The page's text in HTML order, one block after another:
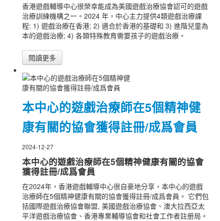
香港遊戲輔導中心很榮幸能成為美國遊戲治療協會認可的遊戲
治療訓練機構之一。2024 年，中心主力提供4類遊戲治療課
程: 1) 遊戲治療在香港; 2) 適合於香港的基礎和 3) 進階兒童為
本的遊戲治療; 4) 各類特殊教育需要孩子的遊戲治療。
閱讀更多
本中心的遊戲治療師在5個精神健
康有關的協會獲得註冊/成爲會員
2024-12-27
本中心的遊戲治療師在5個精神健康有關的協會
獲得註冊/成爲會員
在2024年，香港遊戲輔導中心很自豪地分享，本中心的遊戲
治療師在5個精神健康有關的協會獲得註冊/成爲會員。 它們包
括國際遊戲治療協會聯盟, 美國遊戲治療協會、澳大拉西亞太
平洋遊戲治療協會、香港專業輔導協會和社會工作者註册局。